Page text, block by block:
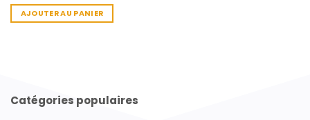
AJOUTER AU PANIER
Catégories populaires